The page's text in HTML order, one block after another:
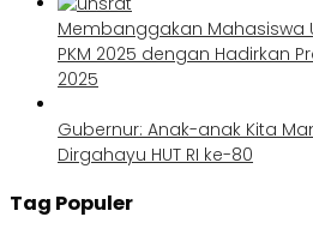
Membanggakan Mahasiswa
PKM 2025 dengan Hadirkan
2025
Gubernur: Anak-anak Kita
Dirgahayu HUT RI ke-80
Tag Populer